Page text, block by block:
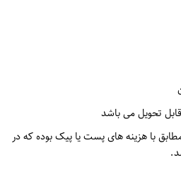
تحویل می باشد
با هزینه های پست یا پیک بوده که در